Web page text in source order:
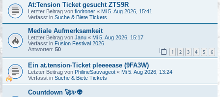
At:Tension Ticket gesucht ZTS9R
Letzter Beitrag von floritoner « Mi 5. Aug 2026, 15:41
Verfasst in Suche & Biete Tickets
Mediale Aufmerksamkeit
Letzter Beitrag von Janu « Mi 5. Aug 2026, 15:17
Verfasst in Fusion Festival 2026
Antworten: 50 1 2 3 4 5 6
Ein at.tension-Ticket pleeeease (9FA3W)
Letzter Beitrag von PhilineSauvageot « Mi 5. Aug 2026, 13:24
Verfasst in Suche & Biete Tickets
Countdown 🚀✨👽